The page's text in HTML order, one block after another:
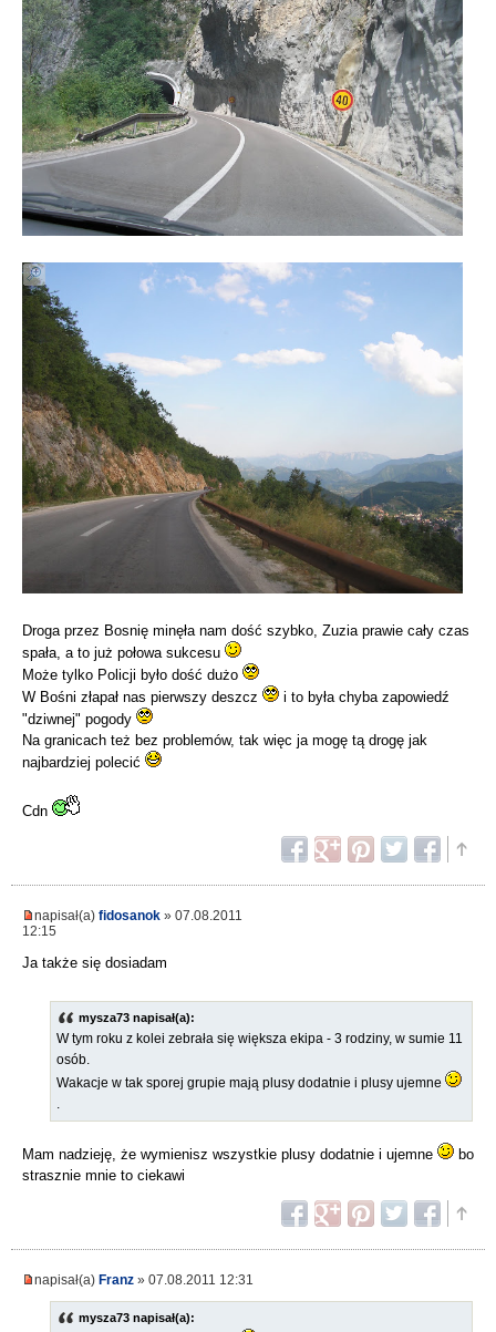
Droga przez Bosnię minęła nam dość szybko, Zuzia prawie cały czas
spała, a to już połowa sukcesu
Może tylko Policji było dość dużo
W Bośni złapał nas pierwszy deszcz
i to była chyba zapowiedź
"dziwnej" pogody
Na granicach też bez problemów, tak więc ja mogę tą drogę jak
najbardziej polecić
Cdn
napisał(a) fidosanok » 07.08.2011
12:15
Ja także się dosiadam
mysza73 napisał(a):
W tym roku z kolei zebrała się większa ekipa - 3 rodziny, w sumie 11
osób.
Wakacje w tak sporej grupie mają plusy dodatnie i plusy ujemne
.
Mam nadzieję, że wymienisz wszystkie plusy dodatnie i ujemne
bo
strasznie mnie to ciekawi
napisał(a) Franz » 07.08.2011 12:31
mysza73 napisał(a):